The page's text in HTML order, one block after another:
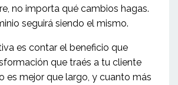
no importa qué cambios hagas.
seguirá siendo el mismo.
es contar el beneficio que
que traés a tu cliente
es mejor que largo, y cuanto más